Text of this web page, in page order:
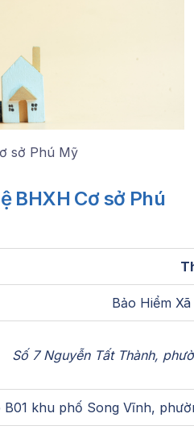
sở Phú Mỹ
BHXH Cơ sở Phú
Bảo Hiểm
Số 7 Nguyễn Tất Thành,
B01 khu phố Song Vĩnh,